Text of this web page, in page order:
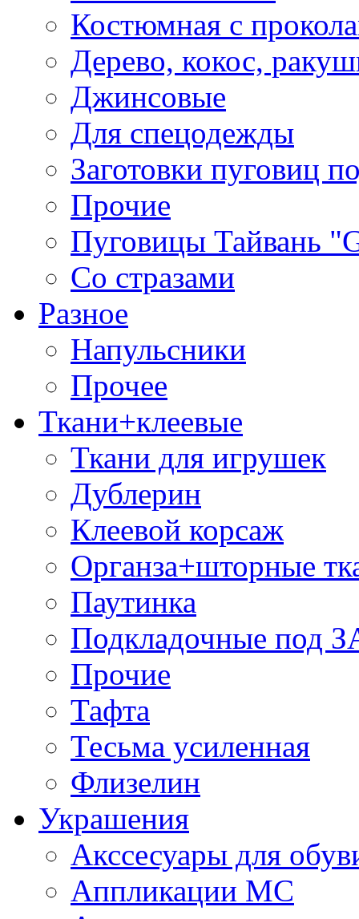
Костюмная с
Дерево, кокос,
Джинсовые
Для спецодежды
Заготовки пуговиц
Прочие
Пуговицы Тайвань
Со стразами
Разное
Напульсники
Прочее
Ткани+клеевые
Ткани для игрушек
Дублерин
Клеевой корсаж
Органза+шторные
Паутинка
Подкладочные под
Прочие
Тафта
Тесьма усиленная
Флизелин
Украшения
Акссесуары для
Аппликации МС